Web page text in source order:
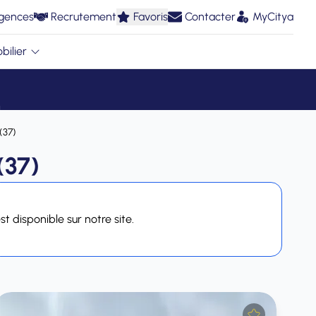
Recrutement Favoris Contacter MyCitya
disponible sur notre site.